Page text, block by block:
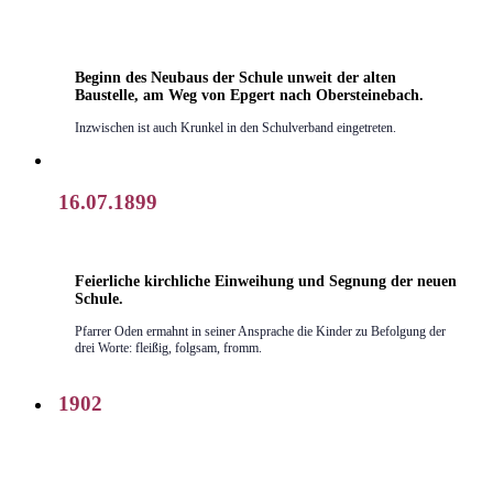
Beginn des Neubaus der Schule unweit der alten
Baustelle, am Weg von Epgert nach Obersteinebach.
Inzwischen ist auch Krunkel in den Schulverband eingetreten.
16.07.1899
Feierliche kirchliche Einweihung und Segnung der neuen
Schule.
Pfarrer Oden ermahnt in seiner Ansprache die Kinder zu Befolgung der
drei Worte: fleißig, folgsam, fromm.
1902